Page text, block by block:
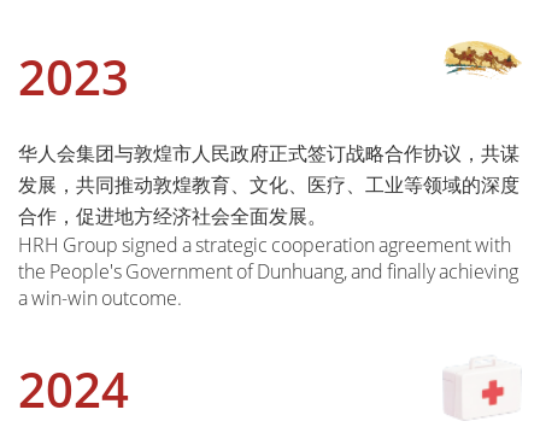
2023
华人会集团与敦煌市人民政府正式签订战略合作协议，共谋
发展，共同推动敦煌教育、文化、医疗、工业等领域的深度
合作，促进地方经济社会全面发展。
HRH Group signed a strategic cooperation agreement with
the People's Government of Dunhuang, and finally achieving
a win-win outcome.
2024